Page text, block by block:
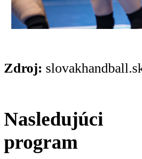
Zdroj:
Nasledujúci
program